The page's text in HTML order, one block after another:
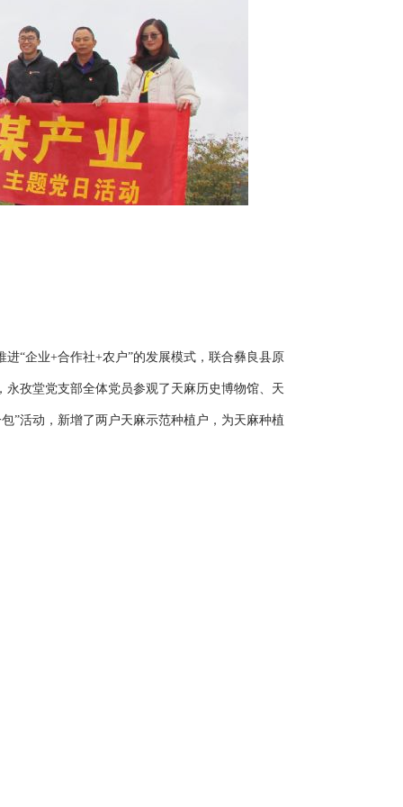
“企业+合作社+农户”的发展模式，联合彝良县原
孜堂党支部全体党员参观了天麻历史博物馆、天
”活动，新增了两户天麻示范种植户，为天麻种植